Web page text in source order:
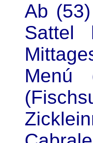
Ab
Sattel